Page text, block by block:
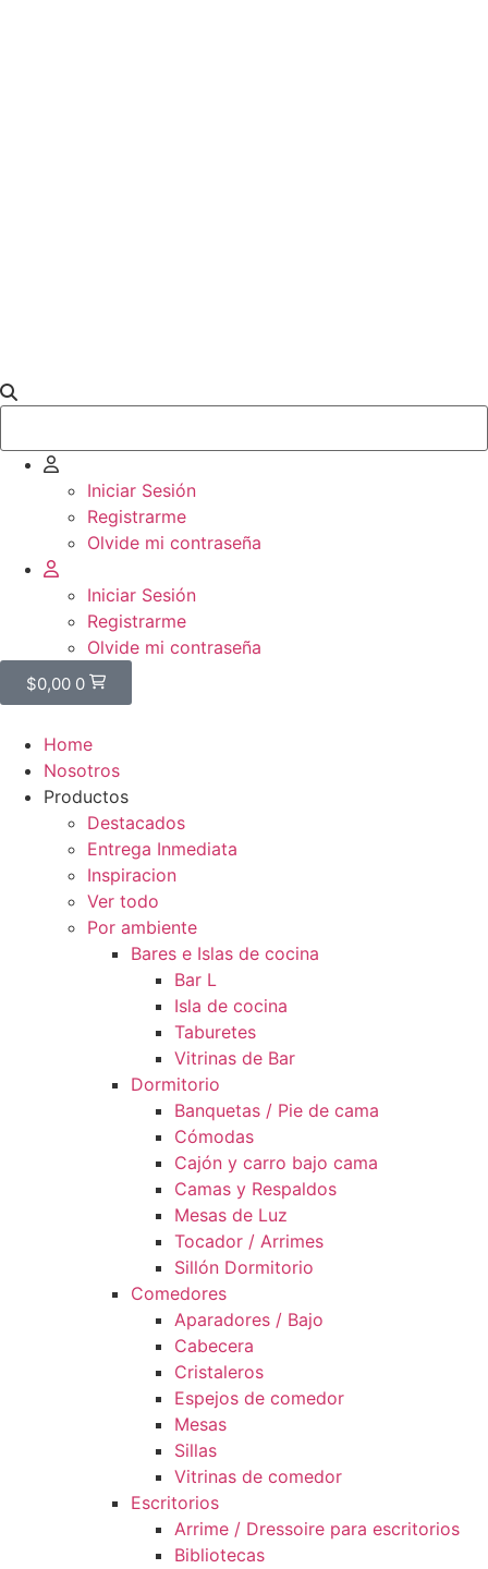
Iniciar Sesión
Registrarme
Olvide mi contraseña
Iniciar Sesión
Registrarme
Olvide mi contraseña
$0,00 0
Home
Nosotros
Productos
Destacados
Entrega Inmediata
Inspiracion
Ver todo
Por ambiente
Bares e Islas de cocina
Bar L
Isla de cocina
Taburetes
Vitrinas de Bar
Dormitorio
Banquetas / Pie de cama
Cómodas
Cajón y carro bajo cama
Camas y Respaldos
Mesas de Luz
Tocador / Arrimes
Sillón Dormitorio
Comedores
Aparadores / Bajo
Cabecera
Cristaleros
Espejos de comedor
Mesas
Sillas
Vitrinas de comedor
Escritorios
Arrime / Dressoire para escritorios
Bibliotecas